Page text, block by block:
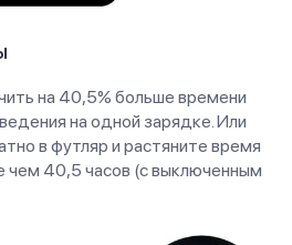
на 40,5% больше времени
на одной зарядке. Или
в футляр и растяните время
чем 40,5 часов (с выключенным